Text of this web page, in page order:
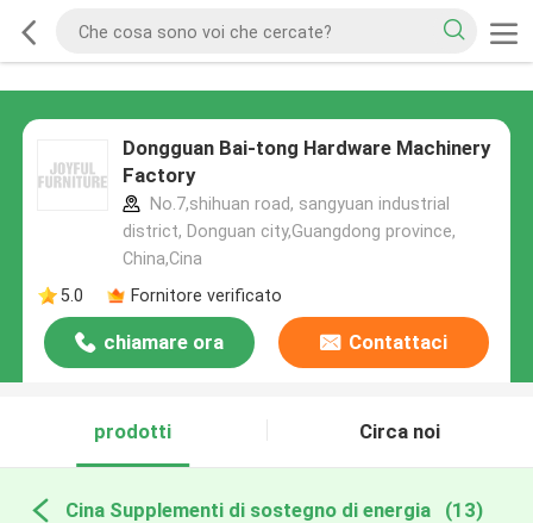
Dongguan Bai-tong Hardware Machinery
Factory
No.7,shihuan road, sangyuan industrial
district, Donguan city,Guangdong province,
China,Cina
5.0
Fornitore verificato
chiamare ora Contattaci
prodotti Circa noi
Cina Supplementi di sostegno di energia (13)